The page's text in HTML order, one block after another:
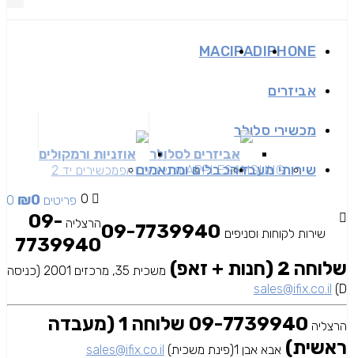
IPHONE
IPAD
MAC
אביזרים
אביזרים לסלולר אוזניות ורמקולים
מכשירי סלולר
SAMSUNG
APPLEמכשירים זאפמכשירים יד 2 שירותי מעבדהכבלים ומתאמים
0 0 פריטים ₪0
שירות לקוחות וסניפים
הרצליה 09-
7739940
שלוחה 2 (חנות + זאפ)
משכית 35, מרכזים 2001 (כניסה
D)
sales@ifix.co.il
הרצליה
09-7739940 שלוחה 1 (מעבדה
ראשית) אבא אבן 1(פינת משכית) sales@ifix.co.il